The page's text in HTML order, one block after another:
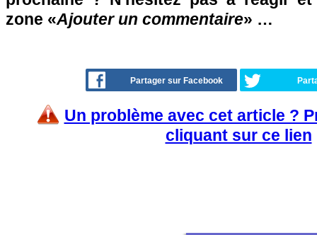
zone «Ajouter un commentaire» …
Partager sur Facebook
Un problème avec cet article ?
cliquant sur ce lien